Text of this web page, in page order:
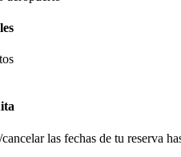
las fechas de tu reserva